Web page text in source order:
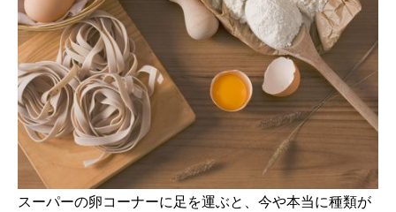
スーパーの卵コーナーに足を運ぶと、今や本当に種類が